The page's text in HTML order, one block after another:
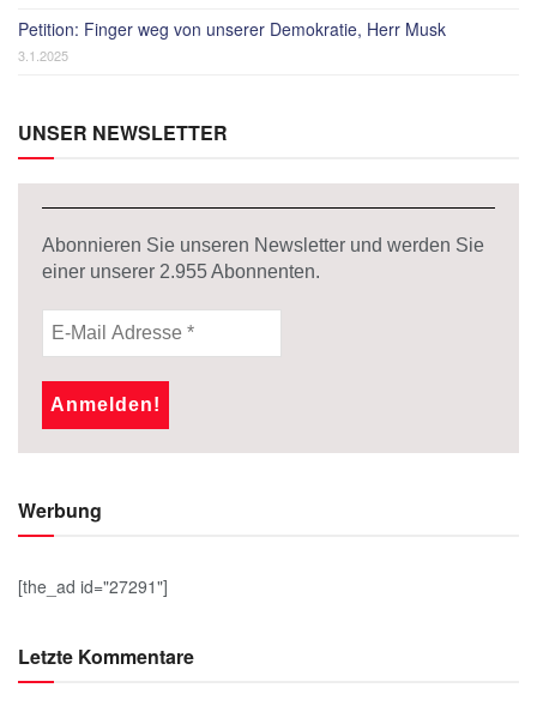
Petition: Finger weg von unserer Demokratie, Herr Musk
3.1.2025
UNSER NEWSLETTER
Abonnieren Sie unseren Newsletter und werden Sie
einer unserer 2.955Abonnenten.
Werbung
[the_ad id="27291"]
Letzte Kommentare